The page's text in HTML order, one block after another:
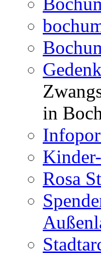
bo-
in
Rosa